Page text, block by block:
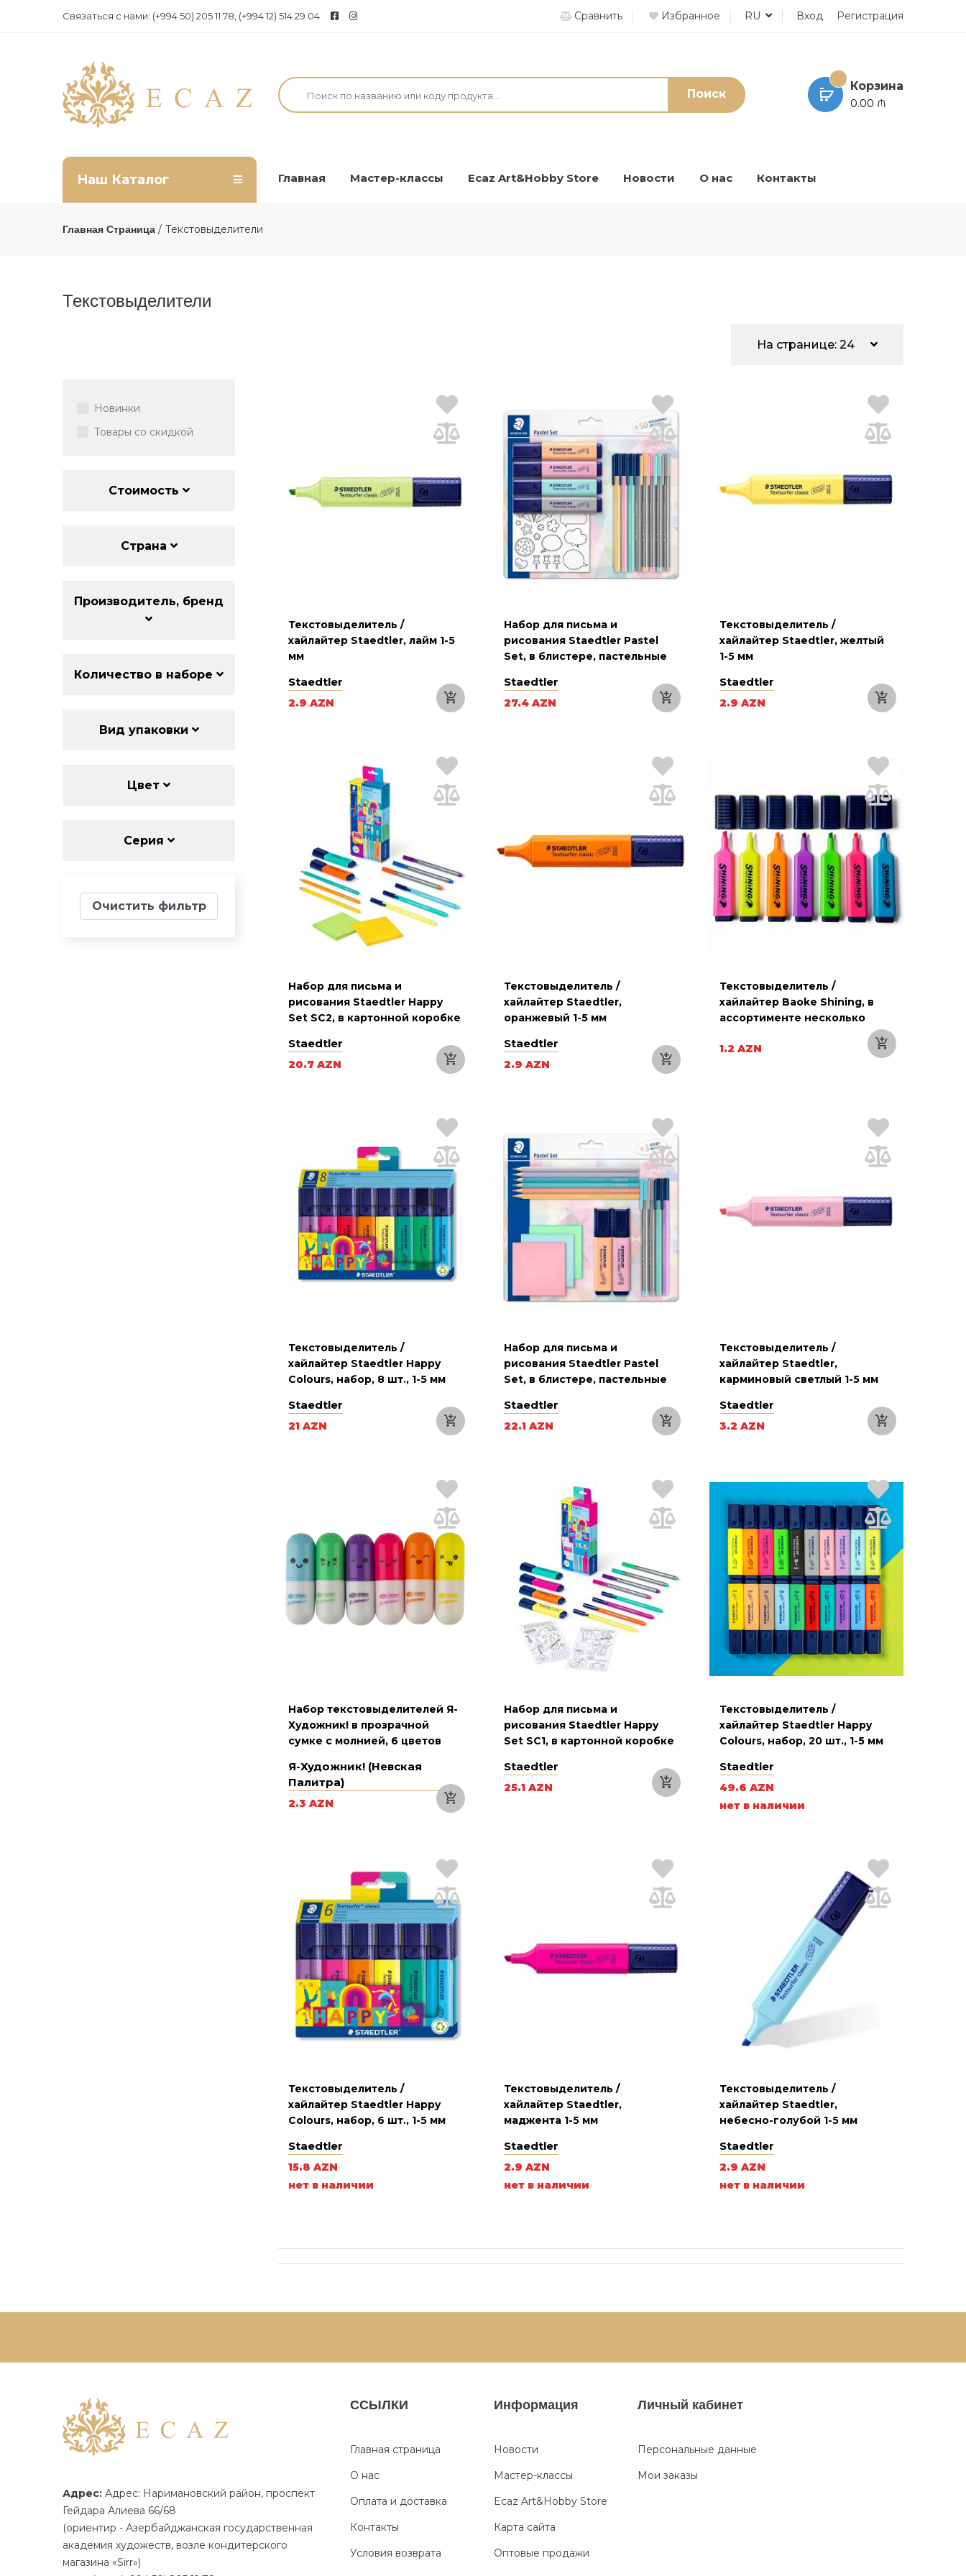
Связаться с нами: (+994 50) 205 11 78, (+994 12) 514 29 04 Сравнить Избранное RU Вход Регистрация
Поиск
Корзина
0.00 ₼
Наш Каталог Главная Мастер-классы Ecaz Art&Hobby Store Новости О нас Контакты
Главная Страница Текстовыделители
Текстовыделители
На странице: 24
Новинки
Товары со скидкой
Стоимость
Страна
Производитель, бренд
Количество в наборе
Вид упаковки
Цвет
Серия
Очистить фильтр
Текстовыделитель /
хайлайтер Staedtler, лайм 1-5
мм
Staedtler
2.9 AZN
Набор для письма и
рисования Staedtler Pastel
Set, в блистере, пастельные
Staedtler
27.4 AZN
Текстовыделитель /
хайлайтер Staedtler, желтый
1-5 мм
Staedtler
2.9 AZN
Набор для письма и
рисования Staedtler Happy
Set SC2, в картонной коробке
Staedtler
20.7 AZN
Текстовыделитель /
хайлайтер Staedtler,
оранжевый 1-5 мм
Staedtler
2.9 AZN
Текстовыделитель /
хайлайтер Baoke Shining, в
ассортименте несколько
1.2 AZN
Текстовыделитель /
хайлайтер Staedtler Happy
Colours, набор, 8 шт., 1-5 мм
Staedtler
21 AZN
Набор для письма и
рисования Staedtler Pastel
Set, в блистере, пастельные
Staedtler
22.1 AZN
Текстовыделитель /
хайлайтер Staedtler,
карминовый светлый 1-5 мм
Staedtler
3.2 AZN
Набор текстовыделителей Я-
Художник! в прозрачной
сумке с молнией, 6 цветов
Я-Художник! (Невская
Палитра)
2.3 AZN
Набор для письма и
рисования Staedtler Happy
Set SC1, в картонной коробке
Staedtler
25.1 AZN
Текстовыделитель /
хайлайтер Staedtler Happy
Colours, набор, 20 шт., 1-5 мм
Staedtler
49.6 AZN
нет в наличии
Текстовыделитель /
хайлайтер Staedtler Happy
Colours, набор, 6 шт., 1-5 мм
Staedtler
15.8 AZN
нет в наличии
Текстовыделитель /
хайлайтер Staedtler,
маджента 1-5 мм
Staedtler
2.9 AZN
нет в наличии
Текстовыделитель /
хайлайтер Staedtler,
небесно-голубой 1-5 мм
Staedtler
2.9 AZN
нет в наличии
Адрес: Адрес: Наримановский район, проспект
Гейдара Алиева 66/68
(ориентир - Азербайджанская государственная
академия художеств, возле кондитерского
магазина «Sirr»)
ССЫЛКИ
Главная страница
О нас
Оплата и доставка
Контакты
Условия возврата
Информация
Новости
Мастер-классы
Ecaz Art&Hobby Store
Карта сайта
Оптовые продажи
Личный кабинет
Персональные данные
Мои заказы